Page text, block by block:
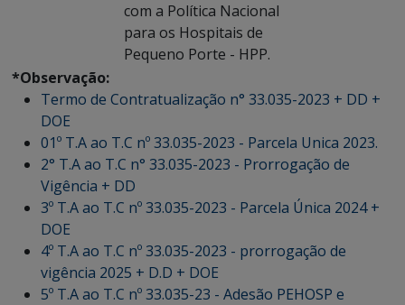
com a Política Nacional
para os Hospitais de
Pequeno Porte - HPP.
*Observação:
Termo de Contratualização n° 33.035-2023 + DD +
DOE
01º T.A ao T.C nº 33.035-2023 - Parcela Unica 2023.
2° T.A ao T.C n° 33.035-2023 - Prorrogação de
Vigência + DD
3º T.A ao T.C nº 33.035-2023 - Parcela Única 2024 +
DOE
4º T.A ao T.C nº 33.035-2023 - prorrogação de
vigência 2025 + D.D + DOE
5º T.A ao T.C nº 33.035-23 - Adesão PEHOSP e